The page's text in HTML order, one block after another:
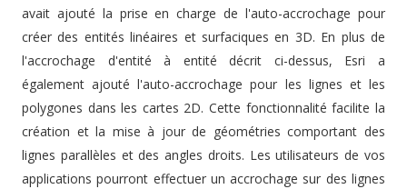
avait ajouté la prise en charge de l'auto-accrochage pour
créer des entités linéaires et surfaciques en 3D. En plus de
l'accrochage d'entité à entité décrit ci-dessus, Esri a
également ajouté l'auto-accrochage pour les lignes et les
polygones dans les cartes 2D. Cette fonctionnalité facilite la
création et la mise à jour de géométries comportant des
lignes parallèles et des angles droits. Les utilisateurs de vos
applications pourront effectuer un accrochage sur des lignes